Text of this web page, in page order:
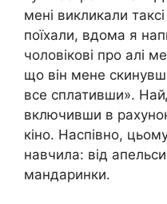
мені викликали
поїхали, вдома я
чоловікові про алі
що він мене
все сплативши».
включивши в
кіно. Наспівно,
навчила: від
мандаринки.